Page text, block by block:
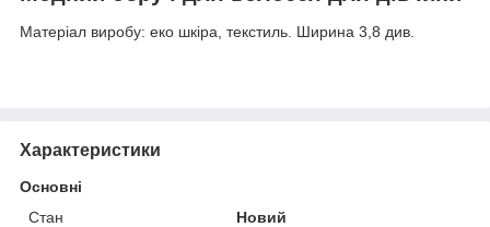
Матеріал виробу: еко шкіра, текстиль. Ширина 3,8 див.
Характеристики
Основні
Стан
Новий